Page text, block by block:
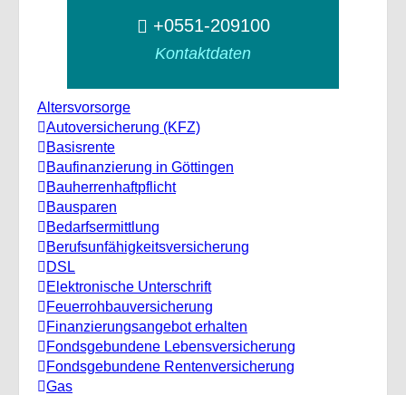
+0551-209100
Kontaktdaten
Altersvorsorge
Autoversicherung (KFZ)
Basisrente
Baufinanzierung in Göttingen
Bauherrenhaftpflicht
Bausparen
Bedarfsermittlung
Berufs­unfähigkeitsversicherung
DSL
Elektronische Unterschrift
Feuerrohbauversicherung
Finanzierungsangebot erhalten
Fondsgebundene Lebensversicherung
Fondsgebundene Rentenversicherung
Gas